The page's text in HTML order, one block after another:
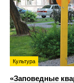
Культура
«Заповедные